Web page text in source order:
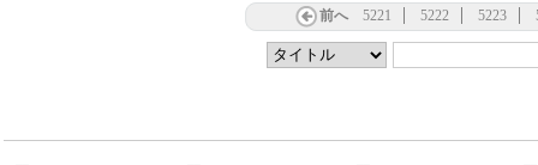
前へ 5221 5222 5223